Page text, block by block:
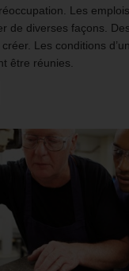
Les
de diverses façons.
Les conditions
être réunies.